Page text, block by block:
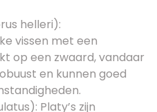
helleri):
vissen met een
op een zwaard, vandaar
en kunnen goed
Platy’s zijn